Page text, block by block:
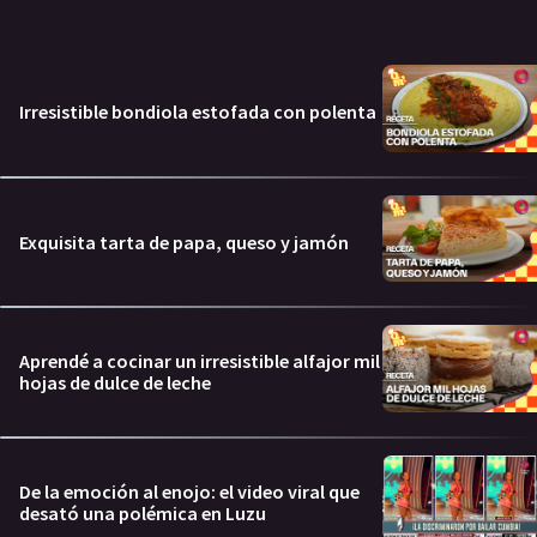
Irresistible bondiola estofada con polenta
Exquisita tarta de papa, queso y jamón
Aprendé a cocinar un irresistible alfajor mil
hojas de dulce de leche
De la emoción al enojo: el video viral que
desató una polémica en Luzu